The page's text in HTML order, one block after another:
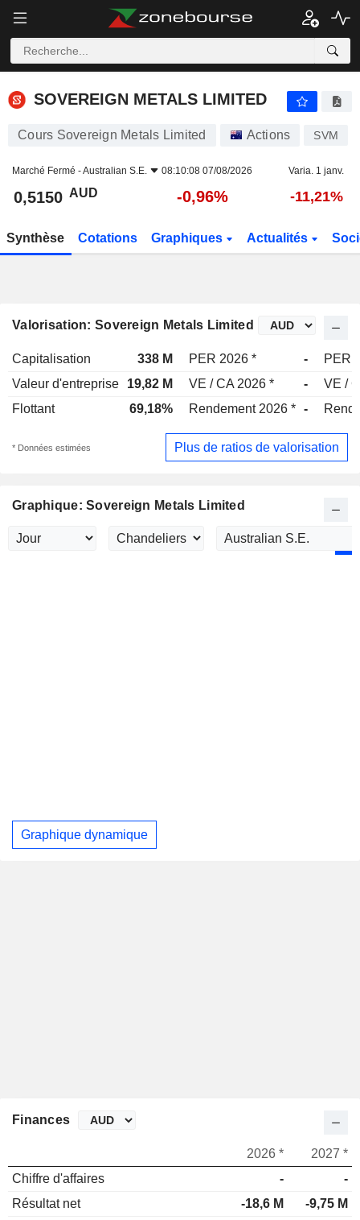
SOVEREIGN METALS LIMITED
Cours Sovereign Metals Limited Actions SVM
Marché Fermé -Australian S.E. 08:10:08 07/08/2026 Varia. 1 janv.
0,5150 AUD -0,96% -11,21%
Synthèse Cotations Graphiques Actualités
Valorisation: Sovereign Metals Limited
Capitalisation 338 M PER 2026 * -
PER
Valeur d'entreprise
19,82 M VE / CA 2026 * -
VE /
Flottant
69,18% Rendement 2026 * -
* Données estimées Plus de ratios de valorisation
Graphique: Sovereign Metals Limited
Graphique dynamique
Finances
2026 *
2027 *
Chiffre d'affaires
-
-
Résultat net
-18,6 M
-9,75 M